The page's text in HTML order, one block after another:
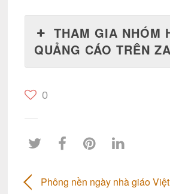
THAM GIA NHÓM
QUẢNG CÁO TRÊN
0
Phông nền ngày nhà giáo